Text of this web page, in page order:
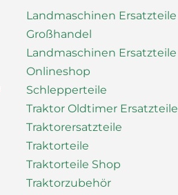
Landmaschinen Ersatzteile
Großhandel
Landmaschinen Ersatzteile
Onlineshop
Schlepperteile
Traktor Oldtimer Ersatzteile
Traktorersatzteile
Traktorteile
Traktorteile Shop
Traktorzubehör